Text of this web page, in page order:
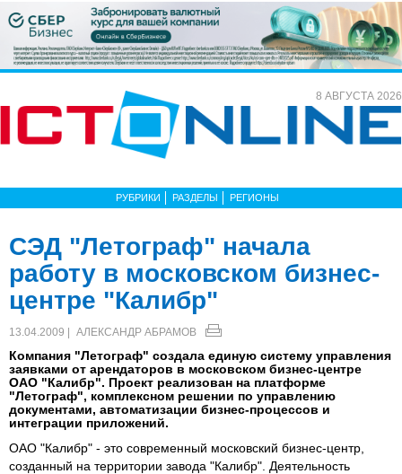
8 АВГУСТА 2026
РУБРИКИ РАЗДЕЛЫ РЕГИОНЫ
СЭД "Летограф" начала
работу в московском бизнес-
центре "Калибр"
13.04.2009 | АЛЕКСАНДР АБРАМОВ
Компания "Летограф" создала единую систему управления
заявками от арендаторов в московском бизнес-центре
ОАО "Калибр". Проект реализован на платформе
"Летограф", комплексном решении по управлению
документами, автоматизации бизнес-процессов и
интеграции приложений.
ОАО "Калибр" - это современный московский бизнес-центр,
созданный на территории завода "Калибр". Деятельность